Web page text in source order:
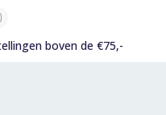
boven de €75,-